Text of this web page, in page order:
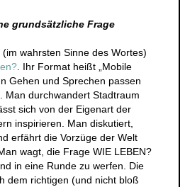
grundsätzliche Frage
wahrsten Sinne des Wortes)
. Ihr Format heißt „Mobile
Gehen und Sprechen passen
Man durchwandert Stadtraum
sich von der Eigenart der
inspirieren. Man diskutiert,
erfährt die Vorzüge der Welt
wagt, die Frage WIE LEBEN?
in eine Runde zu werfen. Die
dem richtigen (und nicht bloß